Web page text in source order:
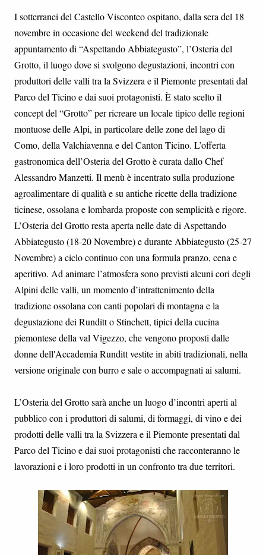
I sotterranei del Castello Visconteo ospitano, dalla sera del 18
novembre in occasione del weekend del tradizionale
appuntamento di “Aspettando Abbiategusto”, l’Osteria del
Grotto, il luogo dove si svolgono degustazioni, incontri con
produttori delle valli tra la Svizzera e il Piemonte presentati dal
Parco del Ticino e dai suoi protagonisti. È stato scelto il
concept del “Grotto” per ricreare un locale tipico delle regioni
montuose delle Alpi, in particolare delle zone del lago di
Como, della Valchiavenna e del Canton Ticino. L’offerta
gastronomica dell’Osteria del Grotto è curata dallo Chef
Alessandro Manzetti. Il menù è incentrato sulla produzione
agroalimentare di qualità e su antiche ricette della tradizione
ticinese, ossolana e lombarda proposte con semplicità e rigore.
L’Osteria del Grotto resta aperta nelle date di Aspettando
Abbiategusto (18-20 Novembre) e durante Abbiategusto (25-27
Novembre) a ciclo continuo con una formula pranzo, cena e
aperitivo. Ad animare l’atmosfera sono previsti alcuni cori degli
Alpini delle valli, un momento d’intrattenimento della
tradizione ossolana con canti popolari di montagna e la
degustazione dei Runditt o Stinchett, tipici della cucina
piemontese della val Vigezzo, che vengono proposti dalle
donne dell'Accademia Runditt vestite in abiti tradizionali, nella
versione originale con burro e sale o accompagnati ai salumi.
L’Osteria del Grotto sarà anche un luogo d’incontri aperti al
pubblico con i produttori di salumi, di formaggi, di vino e dei
prodotti delle valli tra la Svizzera e il Piemonte presentati dal
Parco del Ticino e dai suoi protagonisti che racconteranno le
lavorazioni e i loro prodotti in un confronto tra due territori.